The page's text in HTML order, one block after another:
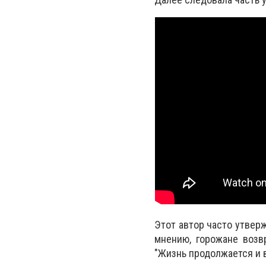
Этот автор часто
мнению, горожане
"Жизнь продолжается и